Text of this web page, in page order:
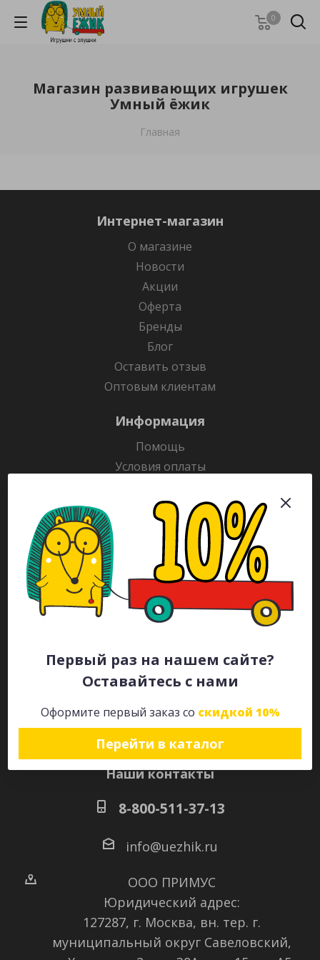
Первый раз на нашем сайте?
Оставайтесь с нами
Оформите первый заказ со скидкой 10%
Перейти в каталог
0
Магазин развивающих игрушек
Умный ёжик
Главная
Интернет-магазин
О магазине
Новости
Акции
Оферта
Бренды
Блог
Оставить отзыв
Оптовым клиентам
Информация
Помощь
Условия оплаты
Гарантия на товар
Раскраски
Рекламодателям
Каталог
Будьте всегда в курсе!
Наши контакты
8-800-511-37-13
info@uezhik.ru
ООО ПРИМУС
Юридический адрес:
127287, г. Москва, вн. тер. г.
муниципальный округ Савеловский,